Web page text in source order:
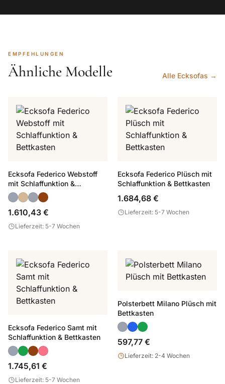
EMPFEHLUNGEN
Ähnliche Modelle Alle Ecksofas →
Ecksofa Federico Webstoff
mit Schlaffunktion &
Bettkasten
1.610,43 €
Lieferzeit: 5-7 Wochen
Ecksofa Federico Plüsch mit
Schlaffunktion & Bettkasten
1.684,68 €
Lieferzeit: 5-7 Wochen
Ecksofa Federico Samt mit
Schlaffunktion & Bettkasten
1.745,61 €
Lieferzeit: 5-7 Wochen
Polsterbett Milano Plüsch mit
Bettkasten
597,77 €
Lieferzeit: 2-4 Wochen